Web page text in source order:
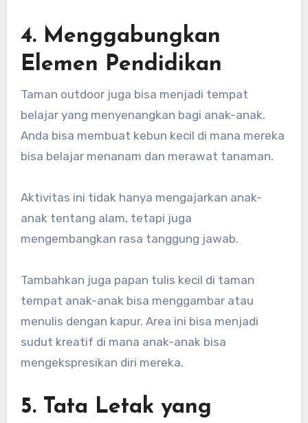
4. Menggabungkan
Elemen Pendidikan
Taman outdoor juga bisa menjadi tempat
belajar yang menyenangkan bagi anak-anak.
Anda bisa membuat kebun kecil di mana mereka
bisa belajar menanam dan merawat tanaman.
Aktivitas ini tidak hanya mengajarkan anak-
anak tentang alam, tetapi juga
mengembangkan rasa tanggung jawab.
Tambahkan juga papan tulis kecil di taman
tempat anak-anak bisa menggambar atau
menulis dengan kapur. Area ini bisa menjadi
sudut kreatif di mana anak-anak bisa
mengekspresikan diri mereka.
5. Tata Letak yang